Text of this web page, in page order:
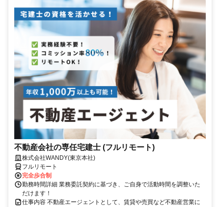
不動産会社の専任宅建士 (フルリモート)
株式会社WANDY(東京本社)
フルリモート
完全歩合制
勤務時間詳細 業務委託契約に基づき、ご自身で活動時間を調整いた
だけます！
仕事内容 不動産エージェントとして、賃貸や売買など不動産営業に